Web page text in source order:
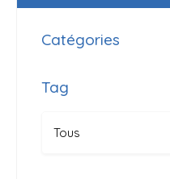
Catégories
Tag